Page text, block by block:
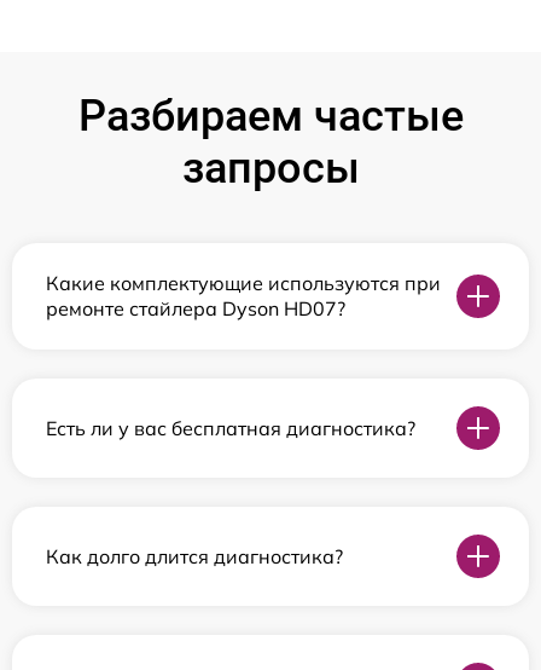
Разбираем частые
запросы
Какие комплектующие используются при
ремонте стайлера Dyson HD07?
Есть ли у вас бесплатная диагностика?
Как долго длится диагностика?